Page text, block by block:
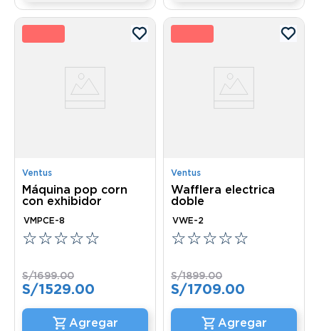
%
Ventus
Máquina pop corn
con exhibidor
VMPCE-8
☆☆☆☆☆
S/1699.00
S/1529.00
10
Ventus
Wafflera electrica
doble
VWE-2
☆☆☆☆☆
S/1899.00
S/1709.00